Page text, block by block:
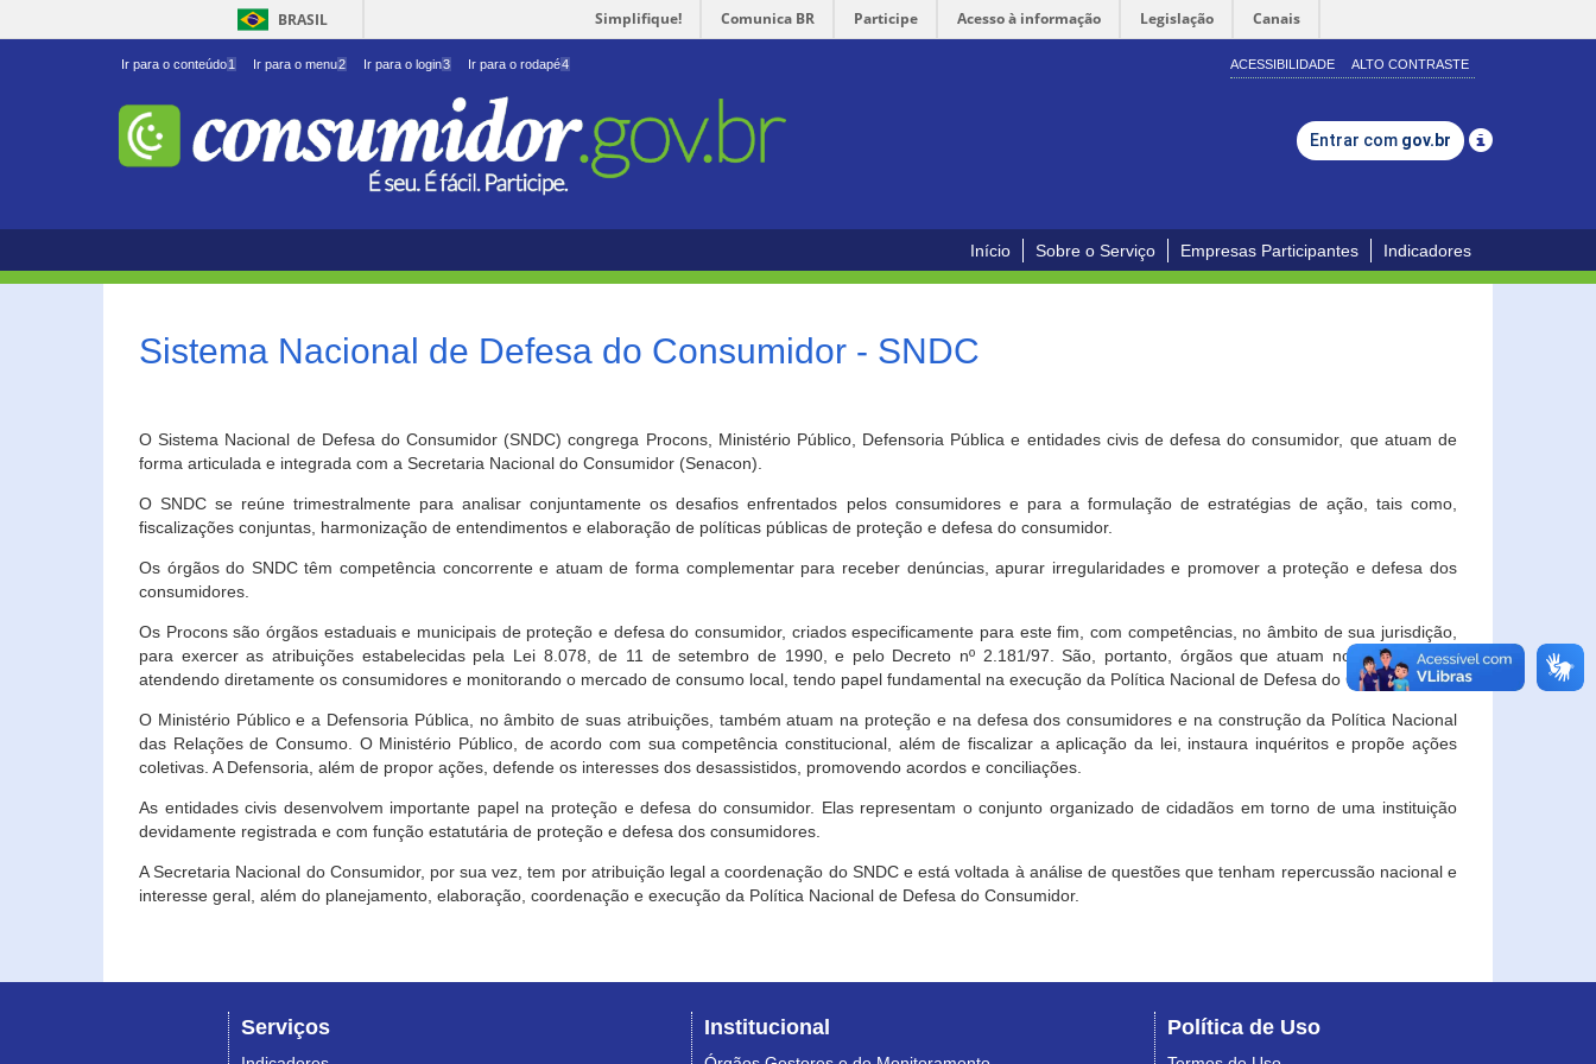
BRASIL Simplifique! Comunica BR Participe Acesso à informação Legislação Canais
Ir para o conteúdo1 Ir para o menu2 Ir para o login3 Ir para o rodapé4 ACESSIBILIDADE ALTO CONTRASTE
Entrar com gov.br
Início Sobre o Serviço Empresas Participantes Indicadores
Sistema Nacional de Defesa do Consumidor - SNDC
O Sistema Nacional de Defesa do Consumidor (SNDC) congrega Procons, Ministério Público, Defensoria Pública e entidades civis de defesa do consumidor, que atuam de
forma articulada e integrada com a Secretaria Nacional do Consumidor (Senacon).
O SNDC se reúne trimestralmente para analisar conjuntamente os desafios enfrentados pelos consumidores e para a formulação de estratégias de ação, tais como,
fiscalizações conjuntas, harmonização de entendimentos e elaboração de políticas públicas de proteção e defesa do consumidor.
Os órgãos do SNDC têm competência concorrente e atuam de forma complementar para receber denúncias, apurar irregularidades e promover a proteção e defesa dos
consumidores.
Os Procons são órgãos estaduais e municipais de proteção e defesa do consumidor, criados especificamente para este fim, com competências, no âmbito de sua jurisdição,
para exercer as atribuições estabelecidas pela Lei 8.078, de 11 de setembro de 1990, e pelo Decreto nº 2.181/97. São, portanto, órgãos que atuam no âmbito local,
atendendo diretamente os consumidores e monitorando o mercado de consumo local, tendo papel fundamental na execução da Política Nacional de Defesa do Consumidor.
O Ministério Público e a Defensoria Pública, no âmbito de suas atribuições, também atuam na proteção e na defesa dos consumidores e na construção da Política Nacional
das Relações de Consumo. O Ministério Público, de acordo com sua competência constitucional, além de fiscalizar a aplicação da lei, instaura inquéritos e propõe ações
coletivas. A Defensoria, além de propor ações, defende os interesses dos desassistidos, promovendo acordos e conciliações.
As entidades civis desenvolvem importante papel na proteção e defesa do consumidor. Elas representam o conjunto organizado de cidadãos em torno de uma instituição
devidamente registrada e com função estatutária de proteção e defesa dos consumidores.
A Secretaria Nacional do Consumidor, por sua vez, tem por atribuição legal a coordenação do SNDC e está voltada à análise de questões que tenham repercussão nacional e
interesse geral, além do planejamento, elaboração, coordenação e execução da Política Nacional de Defesa do Consumidor.
Serviços Institucional Política de Uso